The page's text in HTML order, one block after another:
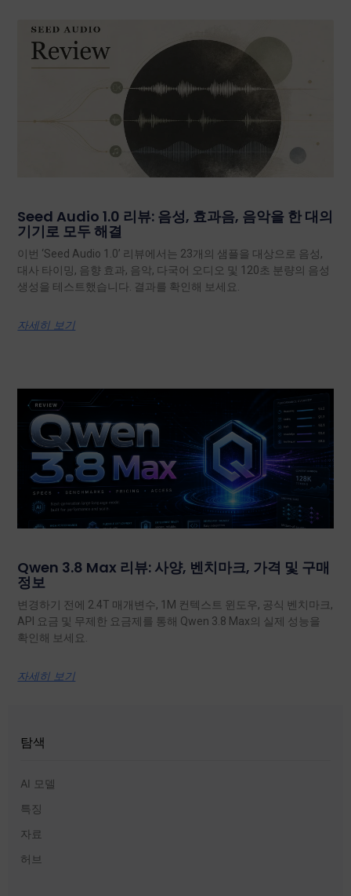
Seed Audio 1.0 리뷰: 음성, 효과음, 음악을 한 대의
기기로 모두 해결
이번 ‘Seed Audio 1.0’ 리뷰에서는 23개의 샘플을 대상으로 음성,
대사 타이밍, 음향 효과, 음악, 다국어 오디오 및 120초 분량의 음성
생성을 테스트했습니다. 결과를 확인해 보세요.
자세히 보기
Qwen 3.8 Max 리뷰: 사양, 벤치마크, 가격 및 구매
정보
변경하기 전에 2.4T 매개변수, 1M 컨텍스트 윈도우, 공식 벤치마크,
API 요금 및 무제한 요금제를 통해 Qwen 3.8 Max의 실제 성능을
확인해 보세요.
자세히 보기
탐색
AI 모델
특징
자료
허브